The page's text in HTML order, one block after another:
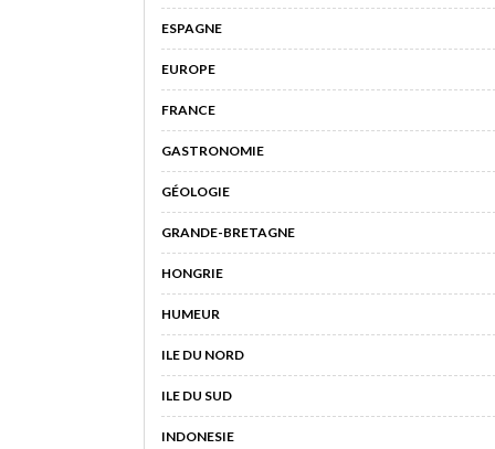
ESPAGNE
EUROPE
FRANCE
GASTRONOMIE
GÉOLOGIE
GRANDE-BRETAGNE
HONGRIE
HUMEUR
ILE DU NORD
ILE DU SUD
INDONESIE